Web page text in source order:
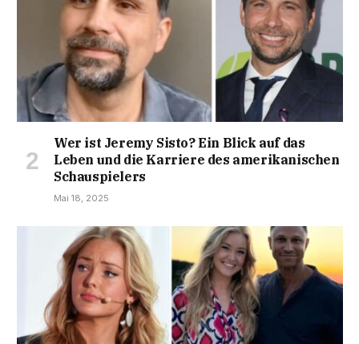
Wer ist Jeremy Sisto? Ein Blick auf das
Leben und die Karriere des amerikanischen
Schauspielers
Mai 18, 2025